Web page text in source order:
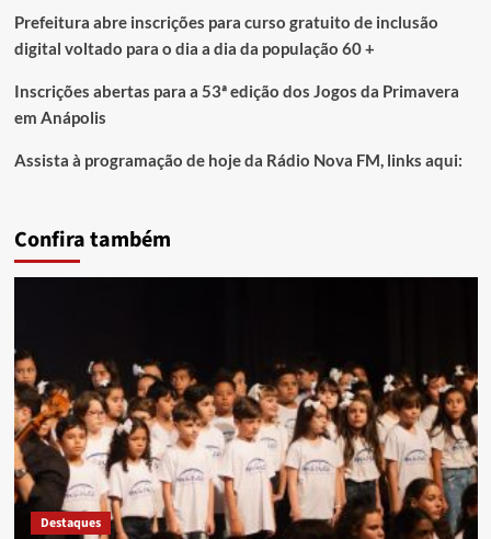
Prefeitura abre inscrições para curso gratuito de inclusão
digital voltado para o dia a dia da população 60 +
Inscrições abertas para a 53ª edição dos Jogos da Primavera
em Anápolis
Assista à programação de hoje da Rádio Nova FM, links aqui:
Confira também
Destaques